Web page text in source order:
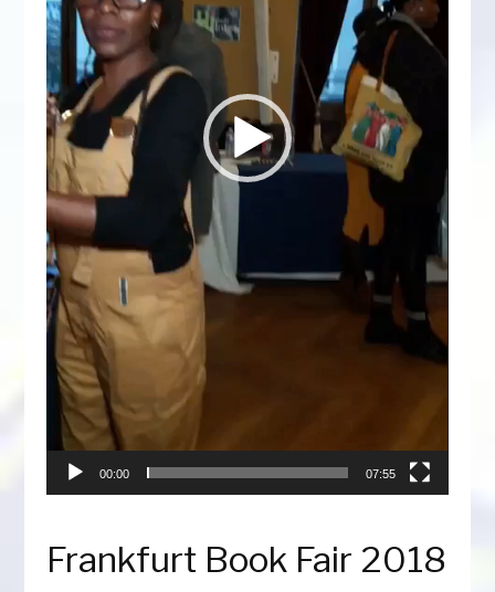
00:00 07:55
Frankfurt Book Fair 2018